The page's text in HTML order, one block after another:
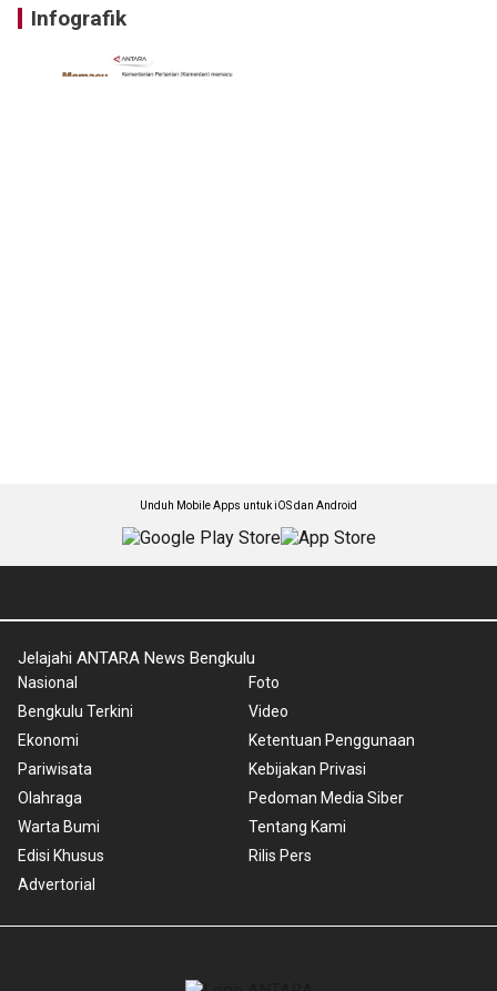
Infografik
Unduh Mobile Apps untuk iOS dan Android
Jelajahi ANTARA News Bengkulu
Nasional
Bengkulu Terkini
Ekonomi
Pariwisata
Olahraga
Warta Bumi
Edisi Khusus
Advertorial
Foto
Video
Ketentuan Penggunaan
Kebijakan Privasi
Pedoman Media Siber
Tentang Kami
Rilis Pers